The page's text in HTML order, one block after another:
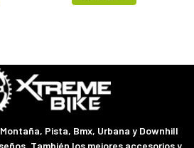
Pista, Bmx, Urbana y Downhill
También los mejores accesorios y